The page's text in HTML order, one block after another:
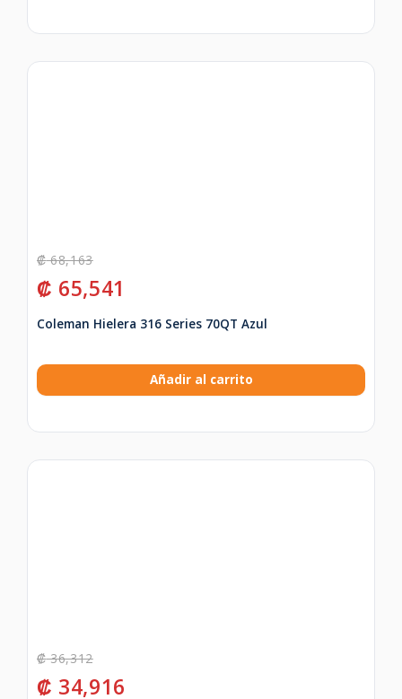
₡68,163
₡ 65,541
Coleman Hielera 316 Series 70QT Azul
Añadir al carrito
₡36,312
₡ 34,916